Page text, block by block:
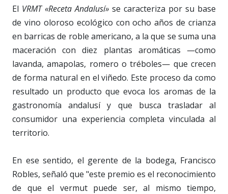
El VRMT «Receta Andalusí» se caracteriza por su base
de vino oloroso ecológico con ocho años de crianza
en barricas de roble americano, a la que se suma una
maceración con diez plantas aromáticas —como
lavanda, amapolas, romero o tréboles— que crecen
de forma natural en el viñedo. Este proceso da como
resultado un producto que evoca los aromas de la
gastronomía andalusí y que busca trasladar al
consumidor una experiencia completa vinculada al
territorio.
En ese sentido, el gerente de la bodega, Francisco
Robles, señaló que "este premio es el reconocimiento
de que el vermut puede ser, al mismo tiempo,